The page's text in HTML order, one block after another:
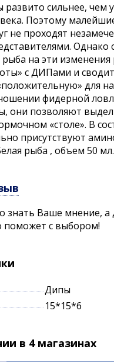
сильнее, чем
Поэтому
не проходят
Однако
на эти изменения
с ДИПами и
для
фидерной
они позволяют
«столе». В
присутствуют
рыба , объем 50 мл.
знать Ваше мнение, а
поможет с выбором!
Дипы
15*15*6
в 4 магазинах